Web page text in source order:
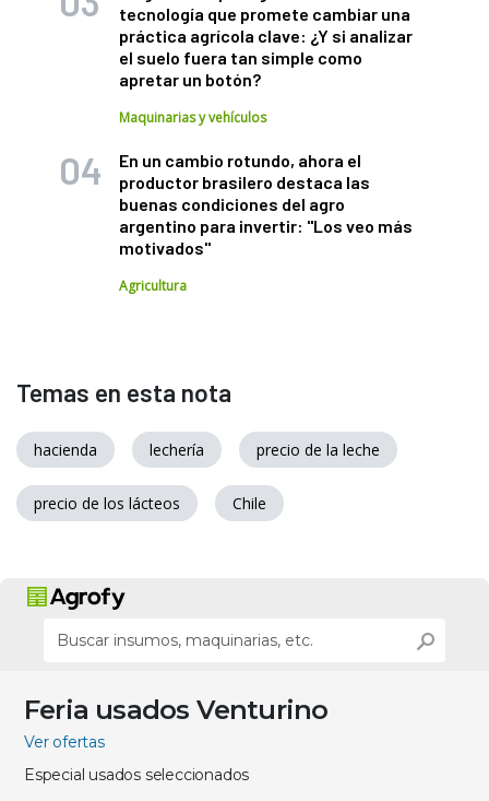
tecnología que promete cambiar una
práctica agrícola clave: ¿Y si analizar
el suelo fuera tan simple como
apretar un botón?
Maquinarias y vehículos
En un cambio rotundo, ahora el
productor brasilero destaca las
buenas condiciones del agro
argentino para invertir: "Los veo más
motivados"
Agricultura
Temas en esta nota
hacienda lechería precio de la leche
precio de los lácteos Chile
Feria usados Venturino
Ver ofertas
Especial usados seleccionados